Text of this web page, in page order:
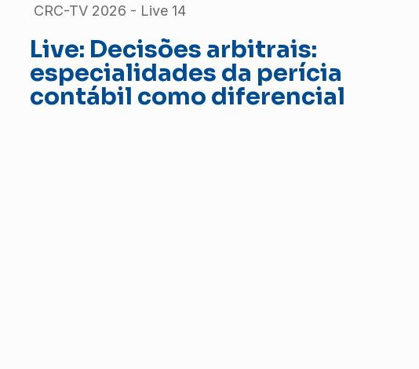
CRC-TV 2026 - Live 14
Live: Decisões arbitrais:
especialidades da perícia
contábil como diferencial